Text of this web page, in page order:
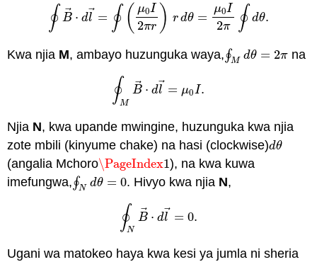
∮ B⃗ ⋅ dl ⃗ = ∮ ( μ0I
2πr ) rdθ =
μ0I
2π ∮ dθ.
∮B →⋅d l→ = ∮( μ0I2πr )rdθ=μ 0I2π∮ dθ.
Kwa njia M, ambayo huzunguka waya,∮M dθ = 2π
∮M dθ=2 π na
∮M
B⃗ ⋅ dl ⃗ = μ0I.
∮M B→ ⋅dl → =μ0I.
Njia N, kwa upande mwingine, huzunguka kwa njia
zote mbili (kinyume chake) na hasi (clockwise)dθ
dθ
(angalia Mchoro\PageIndex1
\PageIndex1), na kwa kuwa
imefungwa,∮N dθ = 0
∮N dθ=0 . Hivyo kwa njia N,
∮N
B⃗ ⋅ dl ⃗ = 0.
∮N B→ ⋅dl →=0.
Ugani wa matokeo haya kwa kesi ya jumla ni sheria